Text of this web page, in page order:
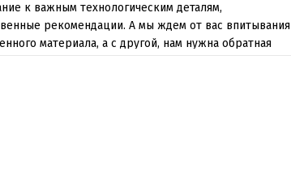
к важным технологическим деталям,
рекомендации. А мы ждем от вас впитывания
материала, а с другой, нам нужна обратная
ответы на эти вопросы дадут